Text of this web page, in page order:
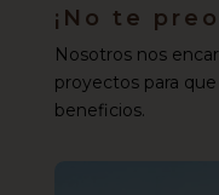
¡No te
Nosotros nos
proyectos para
beneficios.